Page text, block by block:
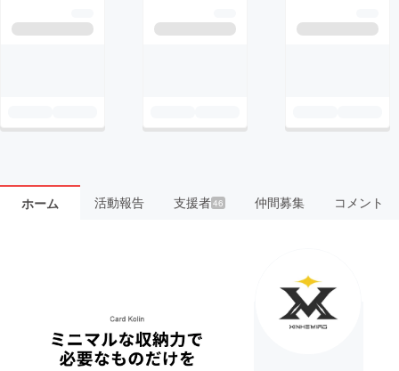
ホーム 活動報告 支援者46 仲間募集 コメント